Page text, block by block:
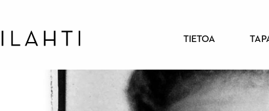
TIETOA